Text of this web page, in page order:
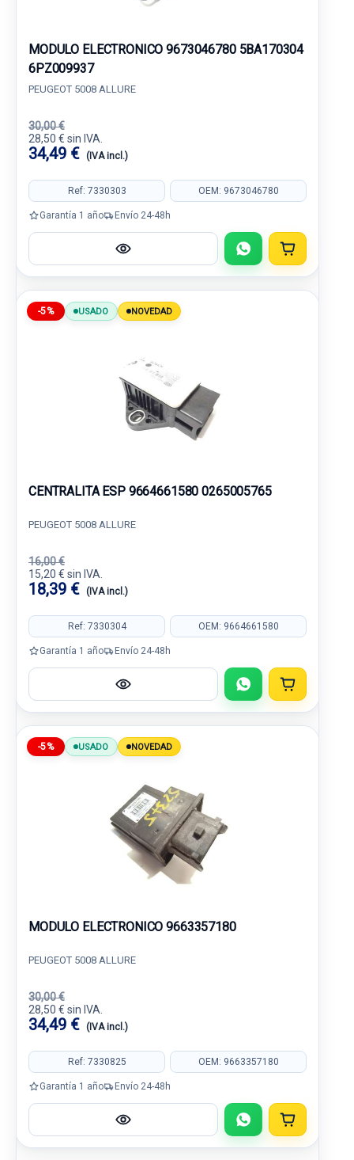
MODULO ELECTRONICO 9673046780 5BA170304
6PZ009937
PEUGEOT 5008 ALLURE
30,00 €
28,50 € sin IVA.
34,49 € (IVA incl.)
Ref: 7330303 OEM: 9673046780
Garantía 1 año Envío 24-48h
-5% USADO NOVEDAD
CENTRALITA ESP 9664661580 0265005765
PEUGEOT 5008 ALLURE
16,00 €
15,20 € sin IVA.
18,39 € (IVA incl.)
Ref: 7330304 OEM: 9664661580
Garantía 1 año Envío 24-48h
-5% USADO NOVEDAD
MODULO ELECTRONICO 9663357180
PEUGEOT 5008 ALLURE
30,00 €
28,50 € sin IVA.
34,49 € (IVA incl.)
Ref: 7330825 OEM: 9663357180
Garantía 1 año Envío 24-48h